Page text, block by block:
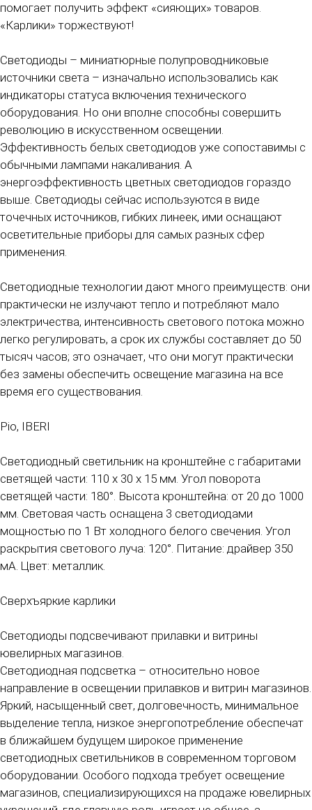
помогает получить эффект «сияющих» товаров.
«Карлики» торжествуют!
Светодиоды – миниатюрные полупроводниковые
источники света – изначально использовались как
индикаторы статуса включения технического
оборудования. Но они вполне способны совершить
революцию в искусственном освещении.
Эффективность белых светодиодов уже сопоставимы с
обычными лампами накаливания. А
энергоэффективность цветных светодиодов гораздо
выше. Светодиоды сейчас используются в виде
точечных источников, гибких линеек, ими оснащают
осветительные приборы для самых разных сфер
применения.
Светодиодные технологии дают много преимуществ: они
практически не излучают тепло и потребляют мало
электричества, интенсивность светового потока можно
легко регулировать, а срок их службы составляет до 50
тысяч часов; это означает, что они могут практически
без замены обеспечить освещение магазина на все
время его существования.
Pio, IBERI
Светодиодный светильник на кронштейне с габаритами
светящей части: 110 х 30 х 15 мм. Угол поворота
светящей части: 180°. Высота кронштейна: от 20 до 1000
мм. Световая часть оснащена 3 светодиодами
мощностью по 1 Вт холодного белого свечения. Угол
раскрытия светового луча: 120°. Питание: драйвер 350
мА. Цвет: металлик.
Сверхъяркие карлики
Светодиоды подсвечивают прилавки и витрины
ювелирных магазинов.
Светодиодная подсветка – относительно новое
направление в освещении прилавков и витрин магазинов.
Яркий, насыщенный свет, долговечность, минимальное
выделение тепла, низкое энергопотребление обеспечат
в ближайшем будущем широкое применение
светодиодных светильников в современном торговом
оборудовании. Особого подхода требует освещение
магазинов, специализирующихся на продаже ювелирных